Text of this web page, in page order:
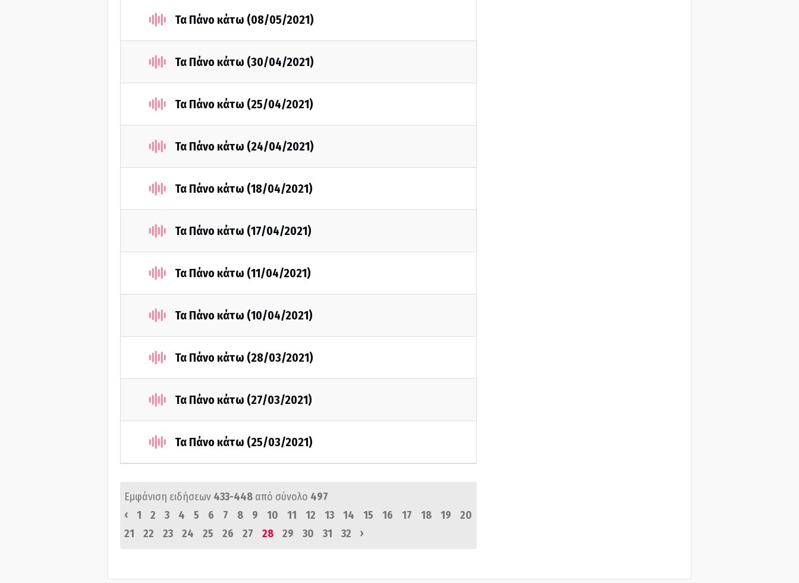
Τα Πάνο κάτω (08/05/2021)
Τα Πάνο κάτω (30/04/2021)
Τα Πάνο κάτω (25/04/2021)
Τα Πάνο κάτω (24/04/2021)
Τα Πάνο κάτω (18/04/2021)
Τα Πάνο κάτω (17/04/2021)
Τα Πάνο κάτω (11/04/2021)
Τα Πάνο κάτω (10/04/2021)
Τα Πάνο κάτω (28/03/2021)
Τα Πάνο κάτω (27/03/2021)
Τα Πάνο κάτω (25/03/2021)
Εμφάνιση ειδήσεων 433-448 από σύνολο 497
‹
1 2 3 4 5 6 7 8 9 10 11 12 13 14 15 16 17 18 19
20
21
22 23 24 25 26 27 28 29 30 31 32 ›